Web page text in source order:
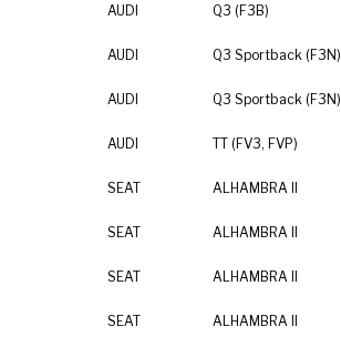
AUDI
Q3 (F3B)
AUDI
Q3 Sportback (F3N)
AUDI
Q3 Sportback (F3N)
AUDI
TT (FV3, FVP)
SEAT
ALHAMBRA II
SEAT
ALHAMBRA II
SEAT
ALHAMBRA II
SEAT
ALHAMBRA II